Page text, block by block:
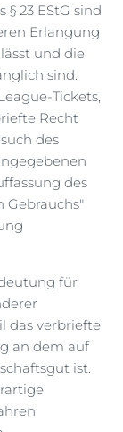
23 EStG sind
Erlangung
und die
sind.
Tickets,
Recht
des
des
Gebrauchs"
für
das verbriefte
an dem auf
ist.